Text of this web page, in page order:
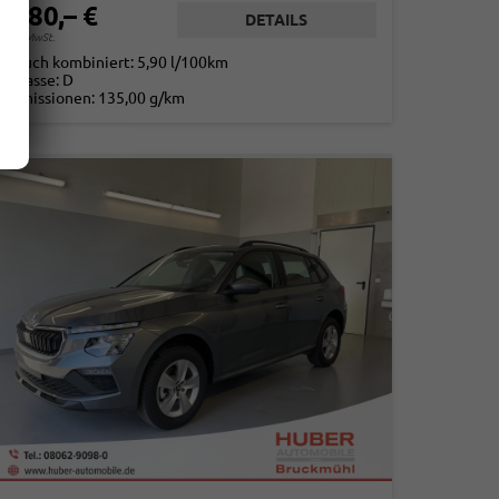
€
19% MwSt.
DETAILS
kombiniert: 5,90 l/100km
-Klasse: D
-Emissionen: 135,00 g/km